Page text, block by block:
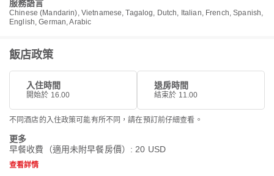
服務語言
Chinese (Mandarin), Vietnamese, Tagalog, Dutch, Italian, French, Spanish,
English, German, Arabic
飯店政策
入住時間
開始於 16.00
退房時間
結束於 11.00
不同酒店的入住政策可能有所不同，請在預訂前仔細查看。
更多
早餐收費（適用未附早餐房價）: 20 USD
查看詳情